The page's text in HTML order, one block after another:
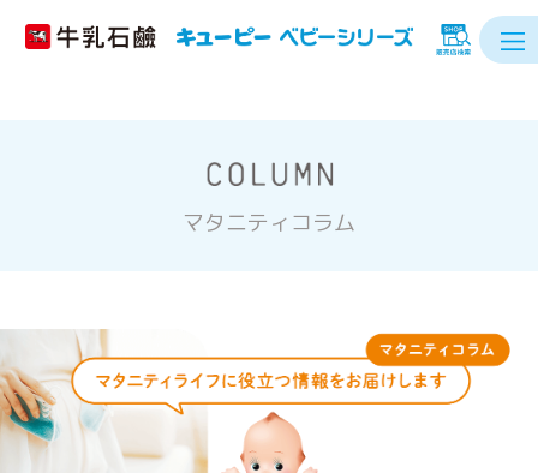
マタニティコラム